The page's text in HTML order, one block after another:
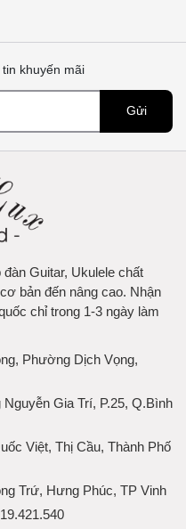
khuyến mãi
Gửi
Guitar, Ukulele chất
bản đến nâng cao. Nhận
chỉ trong 1-3 ngày làm
Phường Dịch Vọng,
Gia Trí, P.25, Q.Bình
Việt, Thị Cầu, Thành Phố
Trứ, Hưng Phúc, TP Vinh